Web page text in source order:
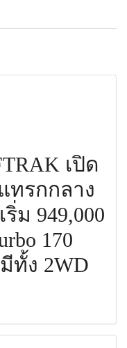
เปิด
ทรกกลาง
ม 949,000
170
ทั้ง 2WD